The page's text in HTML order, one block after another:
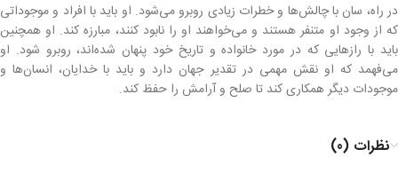
در راه، سان با چالش‌ها و خطرات زیادی روبرو می‌شود. او باید با افراد و موجوداتی
که از وجود او متنفر هستند و می‌خواهند او را نابود کنند، مبارزه کند. او همچنین
باید با رازهایی که در مورد خانواده و تاریخ خود پنهان شده‌اند، روبرو شود. او
می‌فهمد که او نقش مهمی در تقدیر جهان دارد و باید با خدایان، انسان‌ها و
موجودات دیگر همکاری کند تا صلح و آرامش را حفظ کند.
نظرات (0)